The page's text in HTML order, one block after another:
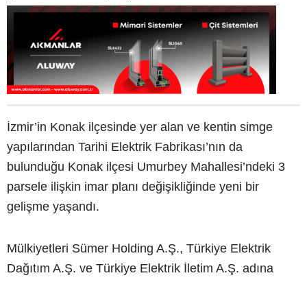
İzmir’in Konak ilçesinde yer alan ve kentin simge
yapılarından Tarihi Elektrik Fabrikası’nın da
bulunduğu Konak ilçesi Umurbey Mahallesi’ndeki 3
parsele ilişkin imar planı değişikliğinde yeni bir
gelişme yaşandı.
Mülkiyetleri Sümer Holding A.Ş., Türkiye Elektrik
Dağıtım A.Ş. ve Türkiye Elektrik İletim A.Ş. adına